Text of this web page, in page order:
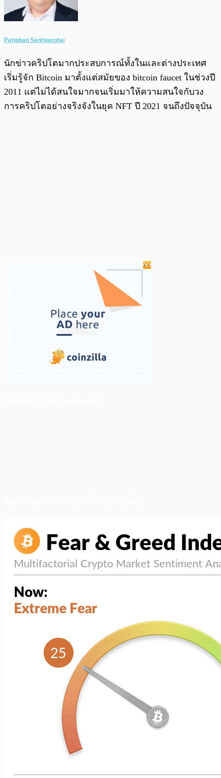
Patiphan Santivarotai
นักข่าวคริปโตมากประสบการณ์ทั้งในและต่างประเทศ
เริ่มรู้จัก Bitcoin มาตั้งแต่สมัยของ bitcoin faucet ในช่วงปี
2011 แต่ไม่ได้สนใจมากจนเริ่มมาให้ความสนใจกับวง
การคริปโตอย่างจริงจังในยุค NFT ปี 2021 จนถึงปัจจุบัน